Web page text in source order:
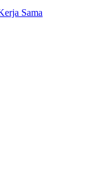
Sama